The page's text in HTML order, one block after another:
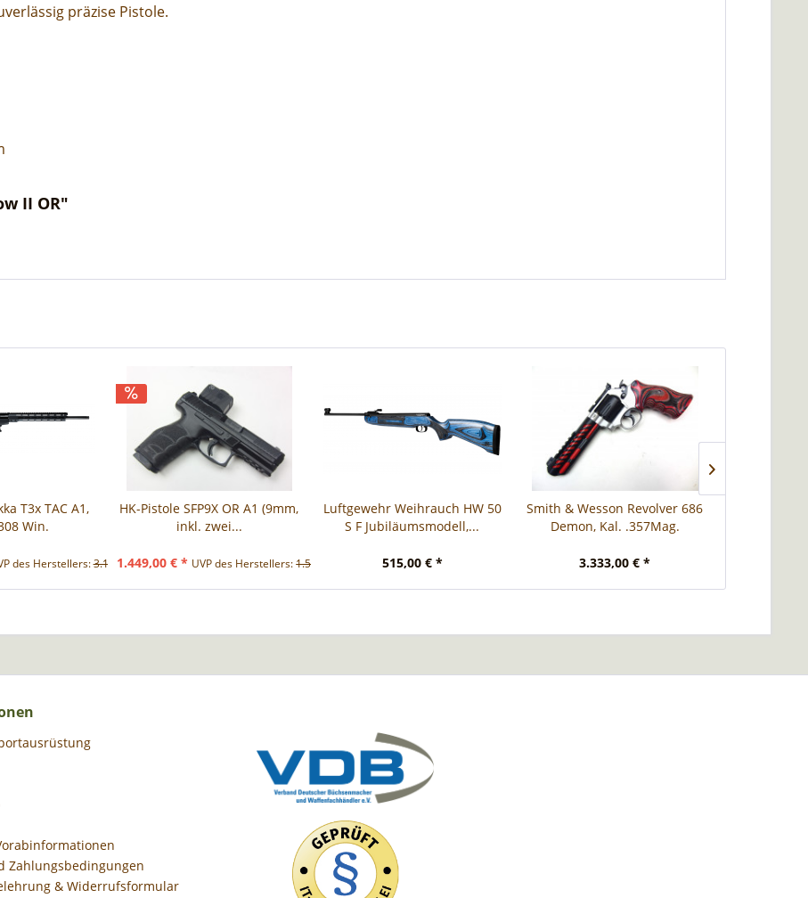
präzise Pistole.
II OR"
T3x TAC A1,
Win.
des Herstellers:3.199,00 € *
HK-Pistole SFP9X OR A1 (9mm,
inkl. zwei...
1.449,00 € * UVP des Herstellers:1.585,00 € *
Luftgewehr Weihrauch HW 50
S F Jubiläumsmodell,...
515,00 € *
Smith & Wesson Revolver 686
Demon, Kal. .357Mag.
3.333,00 € *
Zahlungsbedingungen
& Widerrufsformular